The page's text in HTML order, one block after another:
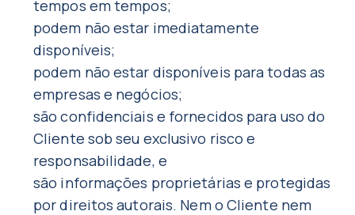
tempos em tempos;
podem não estar imediatamente
disponíveis;
podem não estar disponíveis para todas as
empresas e negócios;
são confidenciais e fornecidos para uso do
Cliente sob seu exclusivo risco e
responsabilidade, e
são informações proprietárias e protegidas
por direitos autorais. Nem o Cliente nem